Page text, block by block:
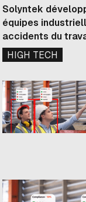
Solyntek
équipes
accidents du
HIGH TECH